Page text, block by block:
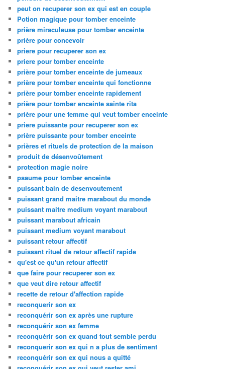
peut on recuperer son ex qui est en couple
Potion magique pour tomber enceinte
prière miraculeuse pour tomber enceinte
prière pour concevoir
priere pour recuperer son ex
priere pour tomber enceinte
prière pour tomber enceinte de jumeaux
prière pour tomber enceinte qui fonctionne
prière pour tomber enceinte rapidement
prière pour tomber enceinte sainte rita
prière pour une femme qui veut tomber enceinte
priere puissante pour recuperer son ex
prière puissante pour tomber enceinte
prières et rituels de protection de la maison
produit de désenvoûtement
protection magie noire
psaume pour tomber enceinte
puissant bain de desenvoutement
puissant grand maitre marabout du monde
puissant maitre medium voyant marabout
puissant marabout africain
puissant medium voyant marabout
puissant retour affectif
puissant rituel de retour affectif rapide
qu'est ce qu'un retour affectif
que faire pour recuperer son ex
que veut dire retour affectif
recette de retour d'affection rapide
reconquerir son ex
reconquérir son ex après une rupture
reconquérir son ex femme
reconquérir son ex quand tout semble perdu
reconquerir son ex qui n a plus de sentiment
reconquérir son ex qui nous a quitté